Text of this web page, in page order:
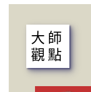
大師
觀點